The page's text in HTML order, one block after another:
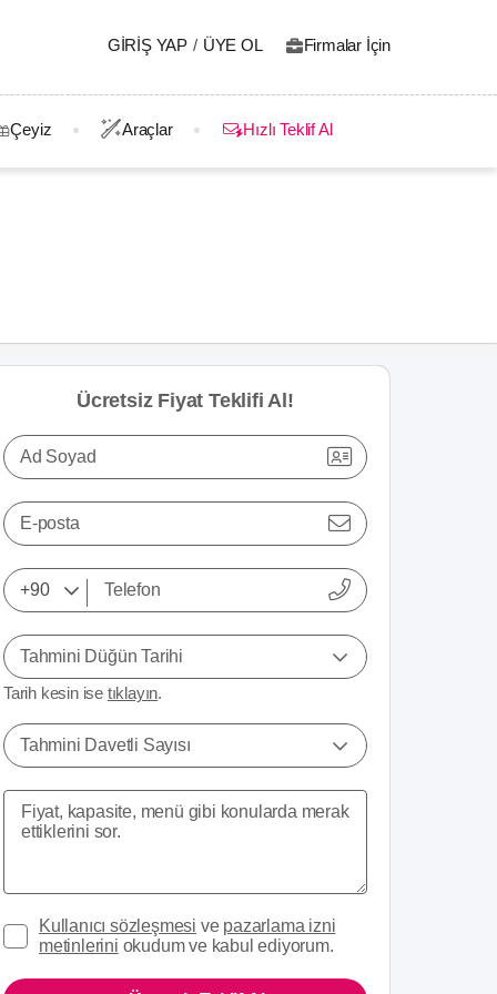
GIRIŞ YAP / ÜYE OL Firmalar İçin
Çeyiz Araçlar Hızlı Teklif Al
Ücretsiz Fiyat Teklifi Al!
Ad Soyad
E-posta
Tahmini Düğün Tarihi
Tarih kesin ise tıklayın.
Tahmini Davetli Sayısı
Kullanıcı sözleşmesi ve pazarlama izni
metinlerini okudum ve kabul ediyorum.